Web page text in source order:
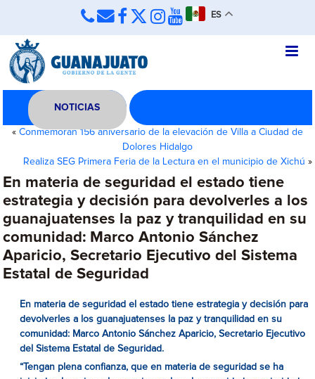
ES
NOTICIAS
« Conmemoran 156 aniversario de la elevación de Villa a Ciudad de
Dolores Hidalgo
Realiza SEG Primera Feria de la Lectura en el municipio de Xichú »
En materia de seguridad el estado tiene
estrategia y decisión para devolverles a los
guanajuatenses la paz y tranquilidad en su
comunidad: Marco Antonio Sánchez
Aparicio, Secretario Ejecutivo del Sistema
Estatal de Seguridad
En materia de seguridad el estado tiene estrategia y decisión para
devolverles a los guanajuatenses la paz y tranquilidad en su
comunidad: Marco Antonio Sánchez Aparicio, Secretario Ejecutivo
del Sistema Estatal de Seguridad.
“Tengan plena confianza, que en materia de seguridad se ha